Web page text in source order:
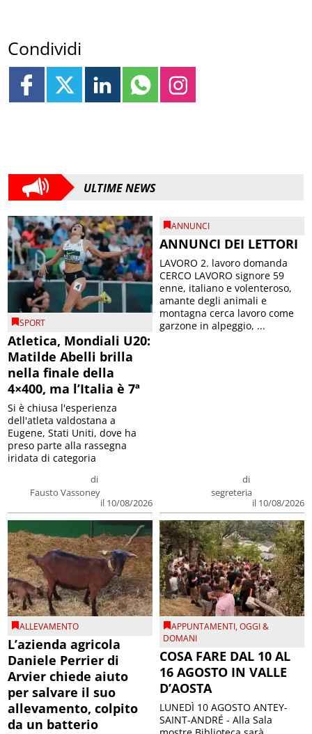
Condividi
ULTIME NEWS
SPORT
Atletica, Mondiali U20:
Matilde Abelli brilla
nella finale della
4×400, ma l’Italia è 7ª
di
Fausto Vassoney
il 10/08/2026
Si è chiusa l'esperienza
dell'atleta valdostana a
Eugene, Stati Uniti, dove ha
preso parte alla rassegna
iridata di categoria
ANNUNCI
ANNUNCI DEI LETTORI
di
segreteria
il 10/08/2026
LAVORO 2. lavoro domanda
CERCO LAVORO signore 59
enne, italiano e volenteroso,
amante degli animali e
montagna cerca lavoro come
garzone in alpeggio, ...
ALLEVAMENTO
L’azienda agricola
Daniele Perrier di
Arvier chiede aiuto
per salvare il suo
allevamento, colpito
da un batterio
APPUNTAMENTI,OGGI &
DOMANI
COSA FARE DAL 10 AL
16 AGOSTO IN VALLE
D’AOSTA
LUNEDÌ 10 AGOSTO ANTEY-
SAINT-ANDRÉ - Alla Sala